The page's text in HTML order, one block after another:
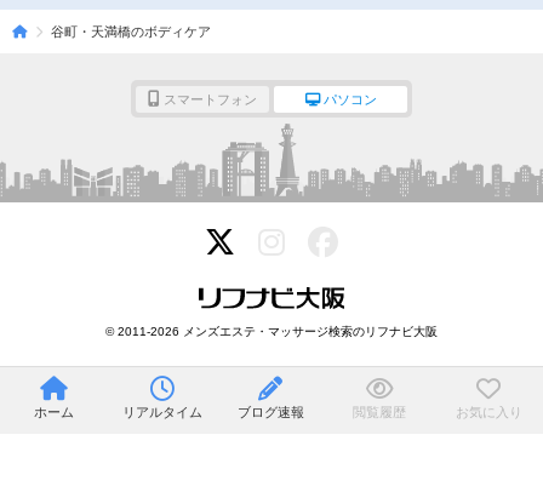
谷町・天満橋のボディケア
スマートフォン パソコン
© 2011-2026 メンズエステ・マッサージ検索のリフナビ大阪
ホーム リアルタイム ブログ速報 閲覧履歴 お気に入り